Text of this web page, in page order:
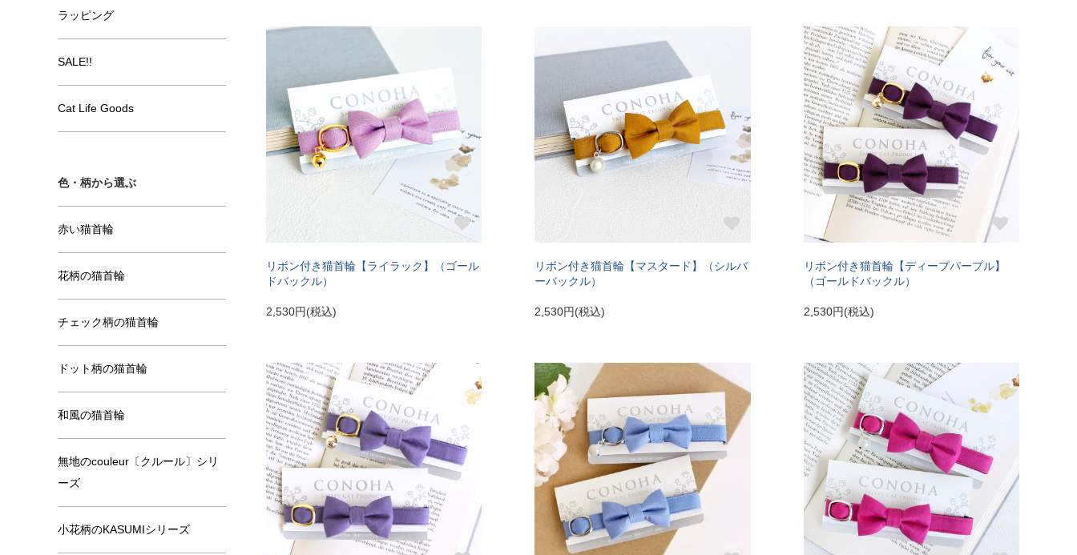
リボン付き猫首輪【ライラック】（ゴール
ドバックル）
2,530円(税込)
リボン付き猫首輪【マスタード】（シルバ
ーバックル）
2,530円(税込)
リボン付き猫首輪【ディープパープル】
（ゴールドバックル）
2,530円(税込)
ラッピング
SALE!!
Cat Life Goods
色・柄から選ぶ
赤い猫首輪
花柄の猫首輪
チェック柄の猫首輪
ドット柄の猫首輪
和風の猫首輪
無地のcouleur〔クルール〕シリ
ーズ
小花柄のKASUMIシリーズ